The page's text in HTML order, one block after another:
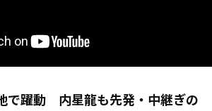
で躍動 内星龍も先発・中継ぎの